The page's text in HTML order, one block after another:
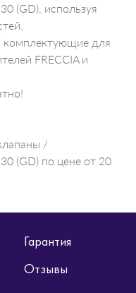
(GD), используя
комплектующие для
FRECCIA и
/
(GD) по цене от 20
Гарантия
Отзывы